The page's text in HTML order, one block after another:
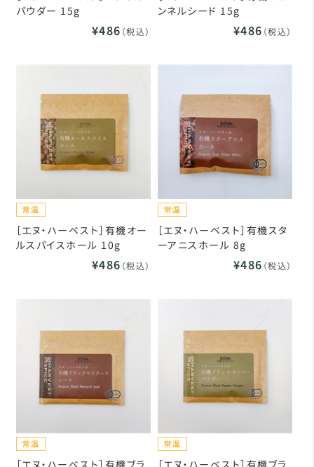
パウダー 15g
¥486 （税込）
ンネルシード 15g
¥486 （税込）
［エヌ・ハーベスト］有機オー
ルスパイスホール 10g
¥486 （税込）
［エヌ・ハーベスト］有機スタ
ーアニスホール 8g
¥486 （税込）
［エヌ・ハーベスト］有機ブラ
［エヌ・ハーベスト］有機ブラ